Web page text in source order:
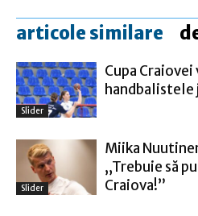
articole similare
Slider
Cupa
handbalistele
Slider
Miika
„Trebuie să
Craiova!”